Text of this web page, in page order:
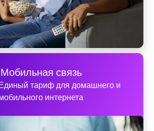
Мобильная связь
тариф для домашнего и
интернета